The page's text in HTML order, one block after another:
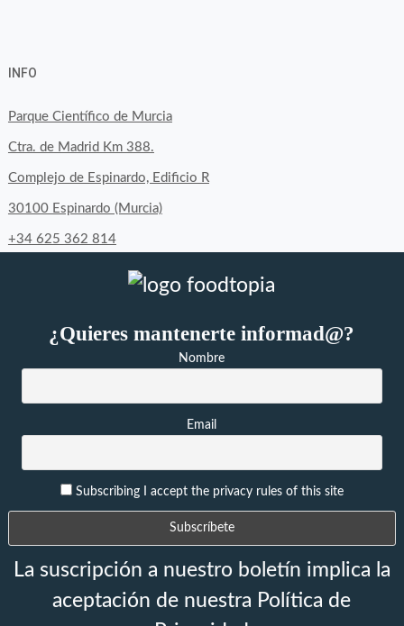
byfoodtopia
en
Facebook
byfoodtopia
en
Twitter
byfoodtopia
en
Instagram
INFO
Parque Científico de Murcia
Ctra. de Madrid Km 388.
Complejo de Espinardo, Edificio R
30100 Espinardo (Murcia)
+34 625 362 814
¿Quieres mantenerte informad@?
Nombre
Email
Subscribing I accept the privacy rules of this site
La suscripción a nuestro boletín implica la
aceptación de nuestra Política de